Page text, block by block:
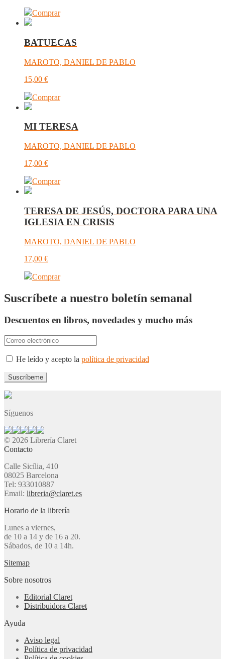
Comprar
BATUECAS
MAROTO, DANIEL DE PABLO
15,00 €
Comprar
MI TERESA
MAROTO, DANIEL DE PABLO
17,00 €
Comprar
TERESA DE JESÚS, DOCTORA PARA UNA
IGLESIA EN CRISIS
MAROTO, DANIEL DE PABLO
17,00 €
Comprar
Suscríbete a nuestro boletín semanal
Descuentos en libros, novedades y mucho más
He leído y acepto la política de privacidad
Síguenos
© 2026 Librería Claret
Contacto
Calle Sicília, 410
08025 Barcelona
Tel: 933010887
Email: libreria@claret.es
Horario de la librería
Lunes a viernes,
de 10 a 14 y de 16 a 20.
Sábados, de 10 a 14h.
Sitemap
Sobre nosotros
Editorial Claret
Distribuidora Claret
Ayuda
Aviso legal
Política de privacidad